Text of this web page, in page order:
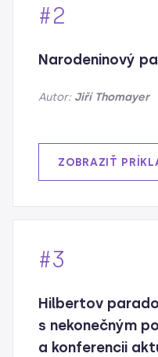
#2
Narodeninový
Autor: Jiří Thomayer
ZOBRAZIŤ
#3
Hilbertov
s nekonečným
a konferencii